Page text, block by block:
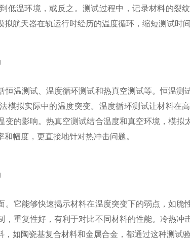
低温环境，或反之。测试过程中，记录材料的裂
航天器在轨运行时经历的温度循环，缩短测试时间
恒温测试、温度循环测试和热真空测试等。恒温测
模拟实际中的温度突变。温度循环测试让材料在
变的影响。热真空测试结合温度和真空环境，模拟
幅度，更直接地针对热冲击问题。
。它能够快速揭示材料在温度突变下的弱点，如脆
，重复性好，有利于对比不同材料的性能。冷热冲
如陶瓷基复合材料和金属合金，都通过这种测试验